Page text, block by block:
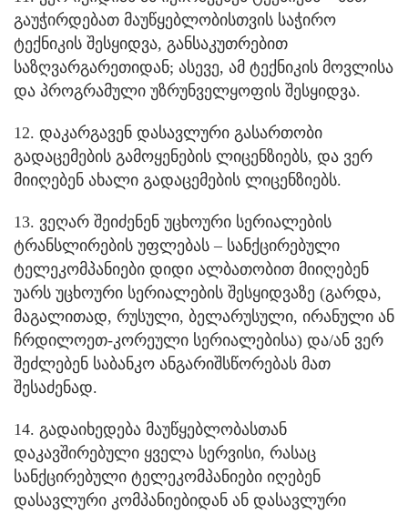
გაუჭირდებათ მაუწყებლობისთვის საჭირო
ტექნიკის შესყიდვა, განსაკუთრებით
საზღვარგარეთიდან; ასევე, ამ ტექნიკის მოვლისა
და პროგრამული უზრუნველყოფის შესყიდვა.
12. დაკარგავენ დასავლური გასართობი
გადაცემების გამოყენების ლიცენზიებს, და ვერ
მიიღებენ ახალი გადაცემების ლიცენზიებს.
13. ვეღარ შეიძენენ უცხოური სერიალების
ტრანსლირების უფლებას – სანქცირებული
ტელეკომპანიები დიდი ალბათობით მიიღებენ
უარს უცხოური სერიალების შესყიდვაზე (გარდა,
მაგალითად, რუსული, ბელარუსული, ირანული ან
ჩრდილოეთ-კორეული სერიალებისა) და/ან ვერ
შეძლებენ საბანკო ანგარიშსწორებას მათ
შესაძენად.
14. გადაიხედება მაუწყებლობასთან
დაკავშირებული ყველა სერვისი, რასაც
სანქცირებული ტელეკომპანიები იღებენ
დასავლური კომპანიებიდან ან დასავლური